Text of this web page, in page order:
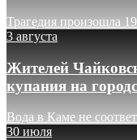
Трагедия произошла
3 августа
Жителей
купания на
Вода в Каме не
30 июля